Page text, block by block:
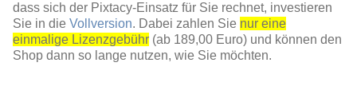
dass sich der Pixtacy-Einsatz für Sie rechnet, investieren
Sie in die Vollversion. Dabei zahlen Sie nur eine
einmalige Lizenzgebühr (ab 189,00 Euro) und können den
Shop dann so lange nutzen, wie Sie möchten.